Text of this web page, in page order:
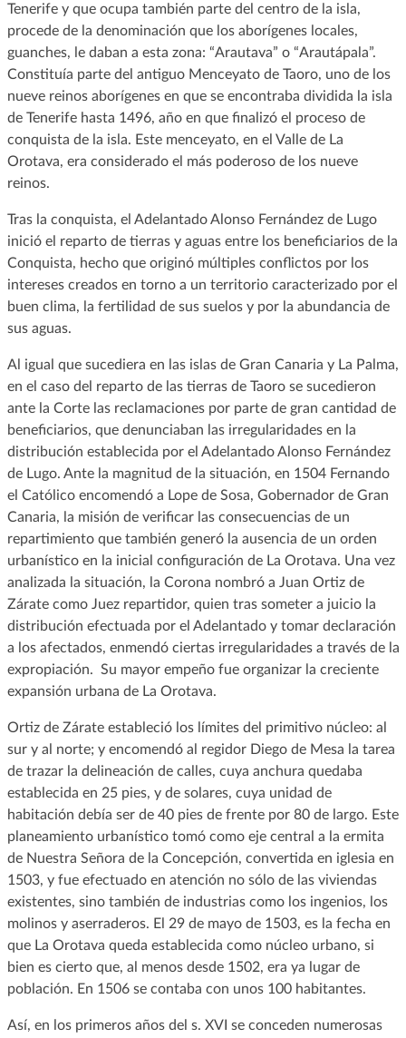
Tenerife y que ocupa también parte del centro de la isla,
procede de la denominación que los aborígenes locales,
guanches, le daban a esta zona: “Arautava” o “Arautápala”.
Constituía parte del antiguo Menceyato de Taoro, uno de los
nueve reinos aborígenes en que se encontraba dividida la isla
de Tenerife hasta 1496, año en que finalizó el proceso de
conquista de la isla. Este menceyato, en el Valle de La
Orotava, era considerado el más poderoso de los nueve
reinos.
Tras la conquista, el Adelantado Alonso Fernández de Lugo
inició el reparto de tierras y aguas entre los beneficiarios de la
Conquista, hecho que originó múltiples conflictos por los
intereses creados en torno a un territorio caracterizado por el
buen clima, la fertilidad de sus suelos y por la abundancia de
sus aguas.
Al igual que sucediera en las islas de Gran Canaria y La Palma,
en el caso del reparto de las tierras de Taoro se sucedieron
ante la Corte las reclamaciones por parte de gran cantidad de
beneficiarios, que denunciaban las irregularidades en la
distribución establecida por el Adelantado Alonso Fernández
de Lugo. Ante la magnitud de la situación, en 1504 Fernando
el Católico encomendó a Lope de Sosa, Gobernador de Gran
Canaria, la misión de verificar las consecuencias de un
repartimiento que también generó la ausencia de un orden
urbanístico en la inicial configuración de La Orotava. Una vez
analizada la situación, la Corona nombró a Juan Ortiz de
Zárate como Juez repartidor, quien tras someter a juicio la
distribución efectuada por el Adelantado y tomar declaración
a los afectados, enmendó ciertas irregularidades a través de la
expropiación. Su mayor empeño fue organizar la creciente
expansión urbana de La Orotava.
Ortiz de Zárate estableció los límites del primitivo núcleo: al
sur y al norte; y encomendó al regidor Diego de Mesa la tarea
de trazar la delineación de calles, cuya anchura quedaba
establecida en 25 pies, y de solares, cuya unidad de
habitación debía ser de 40 pies de frente por 80 de largo. Este
planeamiento urbanístico tomó como eje central a la ermita
de Nuestra Señora de la Concepción, convertida en iglesia en
1503, y fue efectuado en atención no sólo de las viviendas
existentes, sino también de industrias como los ingenios, los
molinos y aserraderos. El 29 de mayo de 1503, es la fecha en
que La Orotava queda establecida como núcleo urbano, si
bien es cierto que, al menos desde 1502, era ya lugar de
población. En 1506 se contaba con unos 100 habitantes.
Así, en los primeros años del s. XVI se conceden numerosas